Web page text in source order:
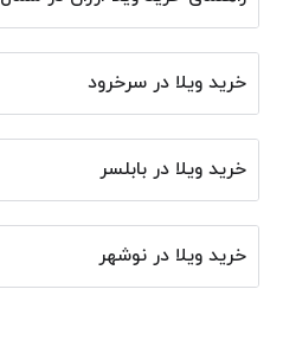
خرید ویلا در سرخرود
خرید ویلا در بابلسر
خرید ویلا در نوشهر